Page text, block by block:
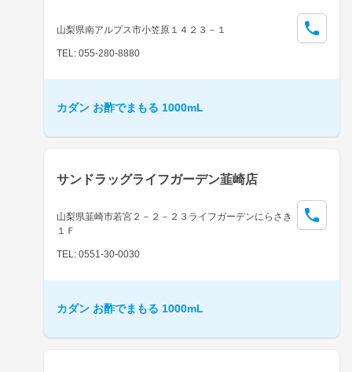
山梨県南アルプス市小笠原１４２３－１
TEL: 055-280-8880
カダン お酢でまもる 1000mL
サンドラッグライフガーデン韮崎店
山梨県韮崎市若宮２－２－２３ライフガーデンにらさき
１Ｆ
TEL: 0551-30-0030
カダン お酢でまもる 1000mL